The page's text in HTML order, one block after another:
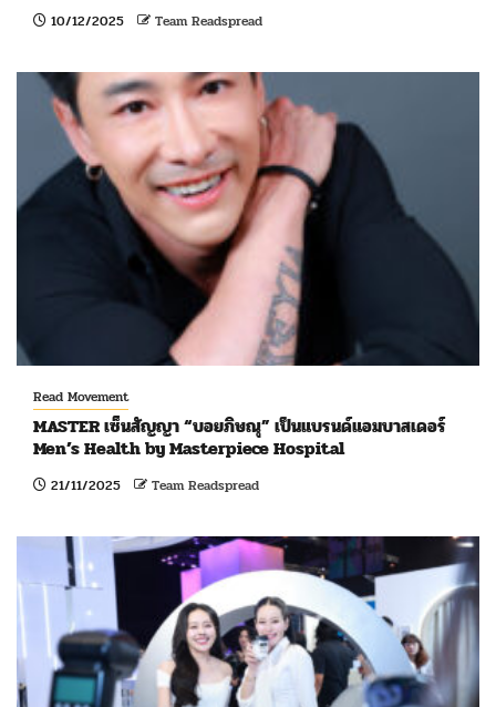
10/12/2025 Team Readspread
Read Movement
MASTER เซ็นสัญญา “บอยภิษณุ” เป็นแบรนด์แอมบาสเดอร์
Men’s Health by Masterpiece Hospital
21/11/2025 Team Readspread